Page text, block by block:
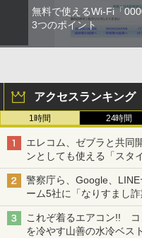
無料で使えるWi-Fi「
3つのポイント
アクセスランキング
1時間 24時間
エレコム、ゼブラと共同
ンとしても使える「スタ
も、持ち替えずに書き込
警察庁ら、Google、
ーム5社に「なりすまし
真や映像を使った投資詐
これぞ着るエアコン!! コ
を冷やす山善の水冷ベス